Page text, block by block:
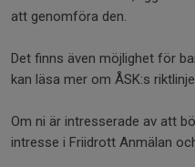
att genomföra den.
Det finns även möjlighet för
kan läsa mer om ÅSK:s
Om ni är intresserade av att
intresse i Friidrott Anmälan